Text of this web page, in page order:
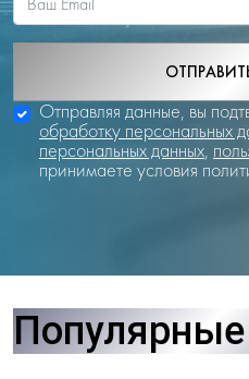
Отправляя данные, вы
обработку персональных
персональных данных,
принимаете условия